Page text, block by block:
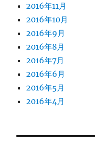
2016年11月
2016年10月
2016年9月
2016年8月
2016年7月
2016年6月
2016年5月
2016年4月